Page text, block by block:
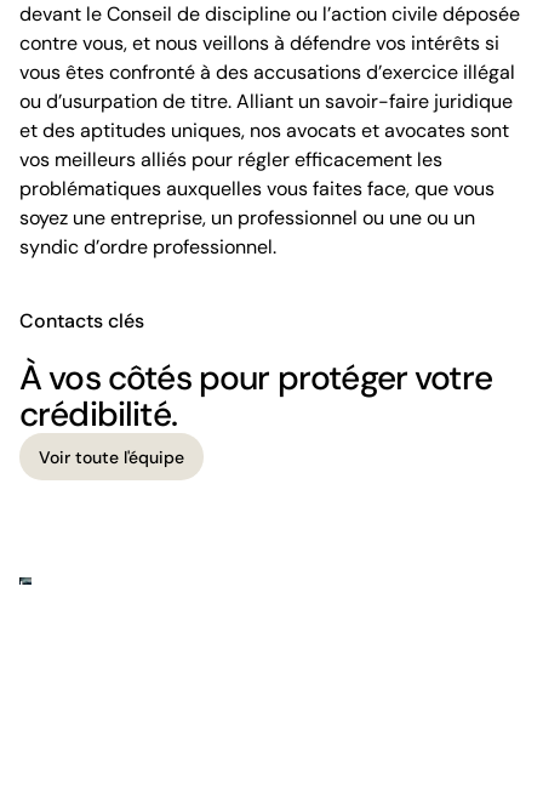
devant le Conseil de discipline ou l’action civile déposée
contre vous, et nous veillons à défendre vos intérêts si
vous êtes confronté à des accusations d’exercice illégal
ou d’usurpation de titre. Alliant un savoir-faire juridique
et des aptitudes uniques, nos avocats et avocates sont
vos meilleurs alliés pour régler efficacement les
problématiques auxquelles vous faites face, que vous
soyez une entreprise, un professionnel ou une ou un
syndic d’ordre professionnel.
Contacts clés
À vos côtés pour protéger votre
crédibilité.
Voir toute l'équipe
Le cabinet